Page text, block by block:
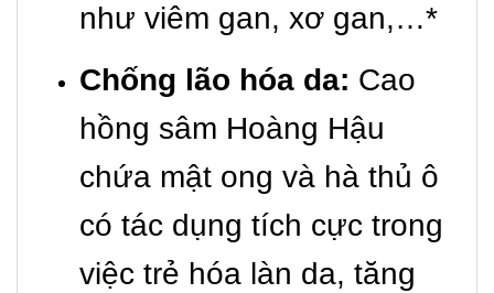
như viêm gan, xơ gan,…*
Chống lão hóa da: Cao
hồng sâm Hoàng Hậu
chứa mật ong và hà thủ ô
có tác dụng tích cực trong
việc trẻ hóa làn da, tăng